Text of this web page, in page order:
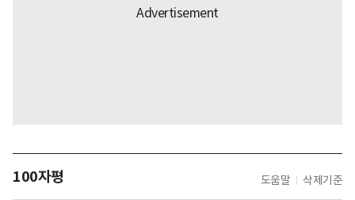
100자평 도움말 삭제기준